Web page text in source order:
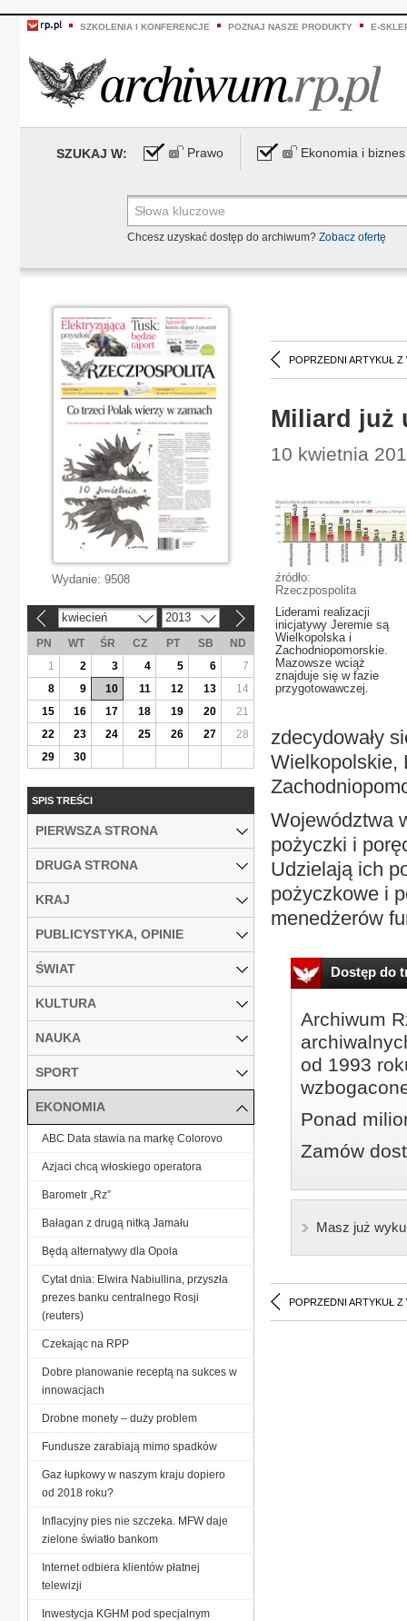
SZKOLENIA I KONFERENCJE POZNAJ NASZE PRODUKTY E-
SZUKAJ W: Prawo Ekonomia i biznes
Chcesz uzyskać dostęp do archiwum? Zobacz ofertę
POPRZEDNI ARTYKUŁ Z
Miliard już
10 kwietnia
źródło:
Rzeczpospolita
Liderami realizacji
inicjatywy Jeremie są
Wielkopolska i
Zachodniopomorskie.
Mazowsze wciąż
znajduje się w fazie
przygotowawczej.
zdecydowały
Wielkopolskie,
Województwa
pożyczki i
Udzielają ich
pożyczkowe i
menedżerów
Dostęp do
Archiwum
od 1993
Ponad
Zamów
Masz już
POPRZEDNI ARTYKUŁ Z
Wydanie: 9508
kwiecień 2013
PN WT ŚR CZ PT SB
ND
1
2 3 4 5 6
7
8
9 10 11 12 13
14
15
16 17 18 19 20
21
22
23 24 25 26 27
28
29
30
SPIS TREŚCI
PIERWSZA STRONA
DRUGA STRONA
KRAJ
PUBLICYSTYKA, OPINIE
ŚWIAT
KULTURA
NAUKA
SPORT
EKONOMIA
ABC Data stawia na markę Colorovo
Azjaci chcą włoskiego operatora
Barometr „Rz”
Bałagan z drugą nitką Jamału
Będą alternatywy dla Opola
Cytat dnia: Elwira Nabiullina, przyszła
prezes banku centralnego Rosji
(reuters)
Czekając na RPP
Dobre planowanie receptą na sukces w
innowacjach
Drobne monety – duży problem
Fundusze zarabiają mimo spadków
Gaz łupkowy w naszym kraju dopiero
od 2018 roku?
Inflacyjny pies nie szczeka. MFW daje
zielone światło bankom
Internet odbiera klientów płatnej
telewizji
Inwestycja KGHM pod specjalnym